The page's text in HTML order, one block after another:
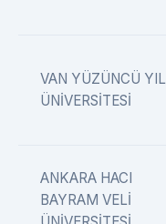
VAN YÜZÜNCÜ YIL
ÜNİVERSİTESİ
ANKARA HACI
BAYRAM VELİ